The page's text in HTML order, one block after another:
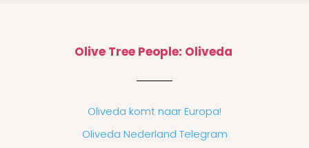
Olive Tree People: Oliveda
Oliveda komt naar Europa!
Oliveda Nederland Telegram